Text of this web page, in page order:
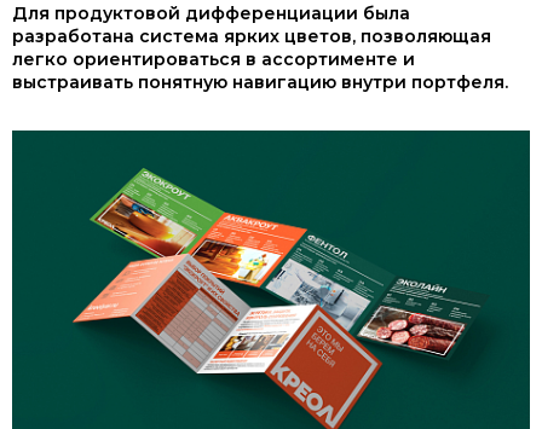
Для продуктовой дифференциации была
разработана система ярких цветов, позволяющая
легко ориентироваться в ассортименте и
выстраивать понятную навигацию внутри портфеля.